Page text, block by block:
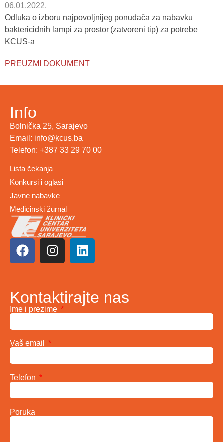
06.01.2022.
Odluka o izboru najpovoljnijeg ponuđača za nabavku
baktericidnih lampi za prostor (zatvoreni tip) za potrebe
KCUS-a
PREUZMI DOKUMENT
Info
Bolnička 25, Sarajevo
Email: info@kcus.ba
Telefon: +387 33 29 70 00
Lista čekanja
Konkursi i oglasi
Javne nabavke
Medicinski žurnal
Kontaktirajte nas
Ime i prezime
Vaš email
Telefon
Poruka